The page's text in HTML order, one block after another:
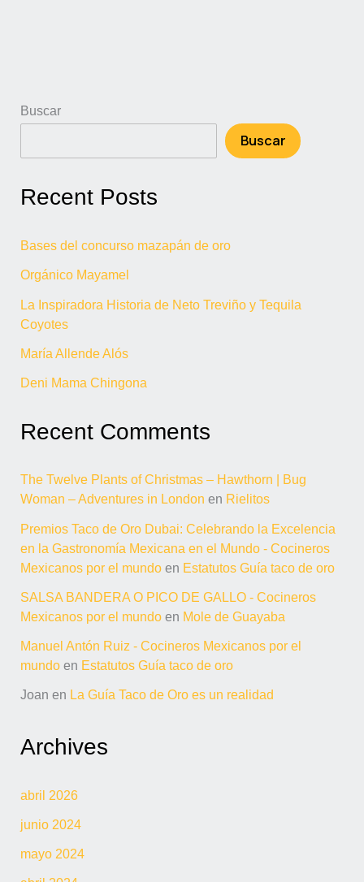
Buscar
Buscar
Recent Posts
Bases del concurso mazapán de oro
Orgánico Mayamel
La Inspiradora Historia de Neto Treviño y Tequila
Coyotes
María Allende Alós
Deni Mama Chingona
Recent Comments
The Twelve Plants of Christmas – Hawthorn | Bug
Woman – Adventures in London en Rielitos
Premios Taco de Oro Dubai: Celebrando la Excelencia
en la Gastronomía Mexicana en el Mundo - Cocineros
Mexicanos por el mundo en Estatutos Guía taco de oro
SALSA BANDERA O PICO DE GALLO - Cocineros
Mexicanos por el mundo en Mole de Guayaba
Manuel Antón Ruiz - Cocineros Mexicanos por el
mundo en Estatutos Guía taco de oro
Joan en La Guía Taco de Oro es un realidad
Archives
abril 2026
junio 2024
mayo 2024